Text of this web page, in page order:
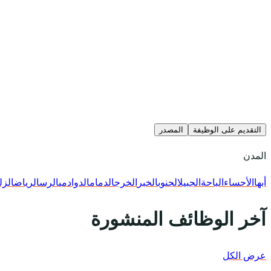
التقديم على الوظيفة المصدر
المدن
أبها الأحساء الباحة الجبيلالجنوبالخبر الخرجالدمامالدوادميالرسالرياض
آخر الوظائف المنشورة
عرض الكل